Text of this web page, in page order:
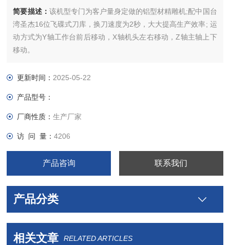
简要描述： 该机型专门为客户量身定做的铝型材精雕机;配中国台
湾圣杰16位飞碟式刀库，换刀速度为2秒，大大提高生产效率; 运
动方式为Y轴工作台前后移动，X轴机头左右移动，Z轴主轴上下
移动。
更新时间： 2025-05-22
产品型号：
厂商性质：生产厂家
访 问 量：4206
产品咨询 联系我们
产品分类
相关文章 RELATED ARTICLES